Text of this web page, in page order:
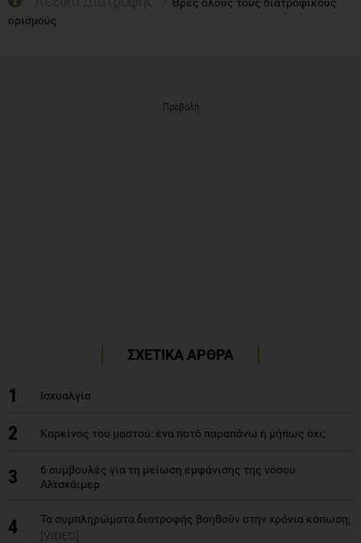
ορισμούς
Προβολή
ΣΧΕΤΙΚΑ ΑΡΘΡΑ
1 Ισχυαλγία
2 Καρκίνος του μαστού: ένα ποτό παραπάνω ή μήπως όχι;
3
6 συμβουλές για τη μείωση εμφάνισης της νόσου
Αλτσχάιμερ
4
Τα συμπληρώματα διατροφής βοηθούν στην χρόνια κόπωση;
[VIDEO]